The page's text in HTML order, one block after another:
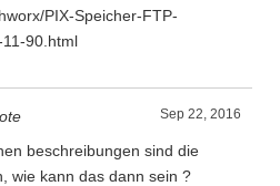
PIX-Speicher-FTP-
90.html
Sep 22, 2016
beschreibungen sind die
wie kann das dann sein ?